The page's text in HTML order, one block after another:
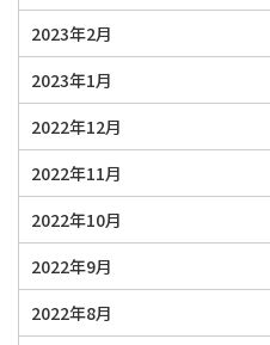
2023年2月
2023年1月
2022年12月
2022年11月
2022年10月
2022年9月
2022年8月